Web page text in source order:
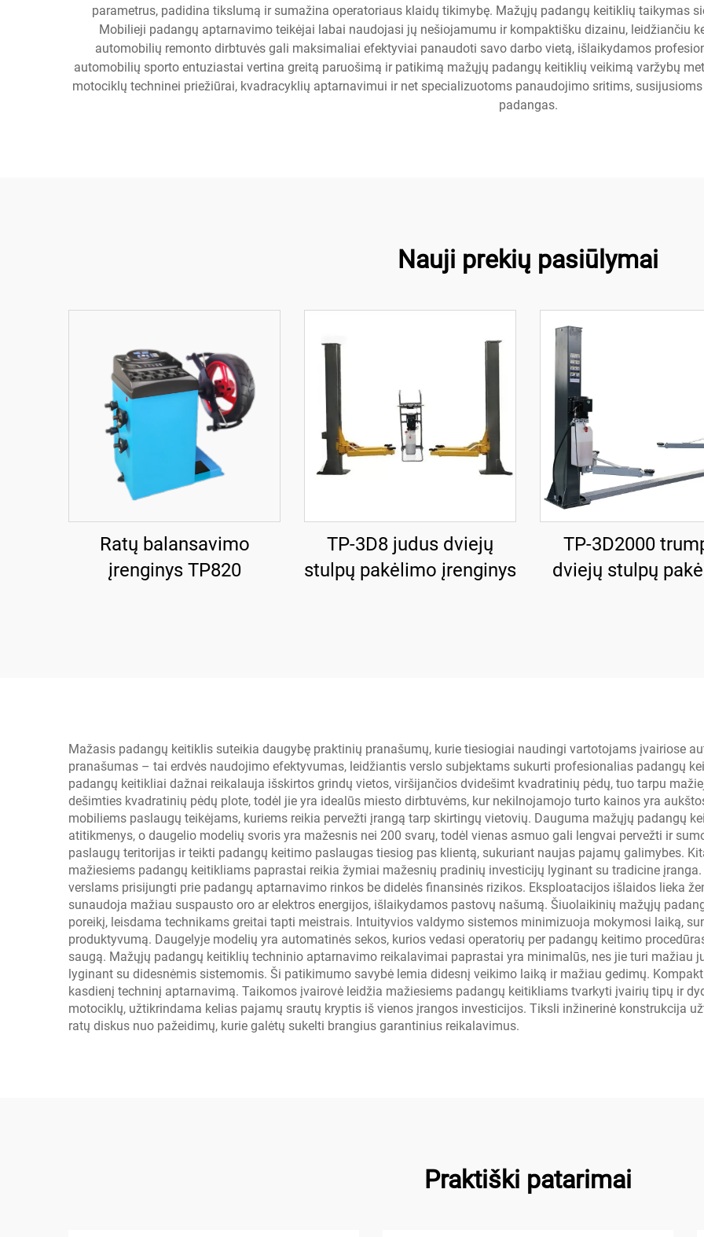
parametrus, padidina tikslumą ir sumažina operatoriaus klaidų tikimybę. Mažųjų padangų keitiklių taikymas
Mobilieji padangų aptarnavimo teikėjai labai naudojasi jų nešiojamumu ir kompaktišku dizainu, leidžiančiu
automobilių remonto dirbtuvės gali maksimaliai efektyviai panaudoti savo darbo vietą, išlaikydamos
automobilių sporto entuziastai vertina greitą paruošimą ir patikimą mažųjų padangų keitiklių veikimą varžybų
motociklų techninei priežiūrai, kvadracyklių aptarnavimui ir net specializuotoms panaudojimo sritims,
padangas.
Nauji prekių pasiūlymai
Ratų balansavimo
įrenginys TP820
TP-3D8 judus dviejų
stulpų pakėlimo įrenginys
TP-3D2000
dviejų stulpų
Mažasis padangų keitiklis suteikia daugybę praktinių pranašumų, kurie tiesiogiai naudingi vartotojams įvairiose
pranašumas – tai erdvės naudojimo efektyvumas, leidžiantis verslo subjektams sukurti profesionalias padangų
padangų keitikliai dažnai reikalauja išskirtos grindų vietos, viršijančios dvidešimt kvadratinių pėdų, tuo tarpu
dešimties kvadratinių pėdų plote, todėl jie yra idealūs miesto dirbtuvėms, kur nekilnojamojo turto kainos yra
mobiliems paslaugų teikėjams, kuriems reikia pervežti įrangą tarp skirtingų vietovių. Dauguma mažųjų padangų
atitikmenys, o daugelio modelių svoris yra mažesnis nei 200 svarų, todėl vienas asmuo gali lengvai pervežti ir
paslaugų teritorijas ir teikti padangų keitimo paslaugas tiesiog pas klientą, sukuriant naujas pajamų galimybes.
mažiesiems padangų keitikliams paprastai reikia žymiai mažesnių pradinių investicijų lyginant su tradicine
verslams prisijungti prie padangų aptarnavimo rinkos be didelės finansinės rizikos. Eksploatacijos išlaidos lieka
sunaudoja mažiau suspausto oro ar elektros energijos, išlaikydamos pastovų našumą. Šiuolaikinių mažųjų
poreikį, leisdama technikams greitai tapti meistrais. Intuityvios valdymo sistemos minimizuoja mokymosi laiką,
produktyvumą. Daugelyje modelių yra automatinės sekos, kurios vedasi operatorių per padangų keitimo
saugą. Mažųjų padangų keitiklių techninio aptarnavimo reikalavimai paprastai yra minimalūs, nes jie turi mažiau
lyginant su didesnėmis sistemomis. Ši patikimumo savybė lemia didesnį veikimo laiką ir mažiau gedimų.
kasdienį techninį aptarnavimą. Taikomos įvairovė leidžia mažiesiems padangų keitikliams tvarkyti įvairių tipų ir
motociklų, užtikrindama kelias pajamų srautų kryptis iš vienos įrangos investicijos. Tiksli inžinerinė konstrukcija
ratų diskus nuo pažeidimų, kurie galėtų sukelti brangius garantinius reikalavimus.
Praktiški patarimai